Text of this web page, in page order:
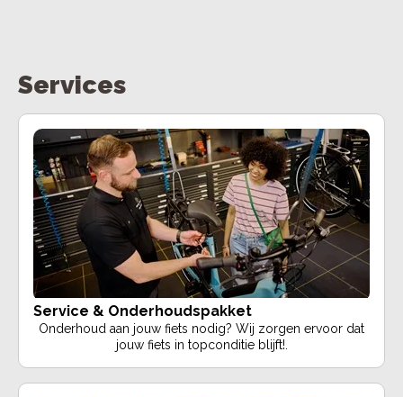
Services
Service & Onderhoudspakket
Onderhoud aan jouw fiets nodig? Wij zorgen ervoor dat
jouw fiets in topconditie blijft!.